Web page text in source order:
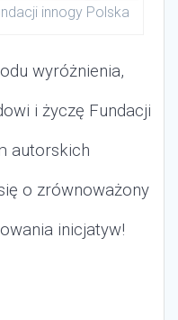
innogy Polska
wyróżnienia,
i życzę Fundacji
autorskich
o zrównoważony
inicjatyw!